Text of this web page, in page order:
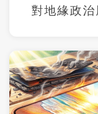
對地緣政治